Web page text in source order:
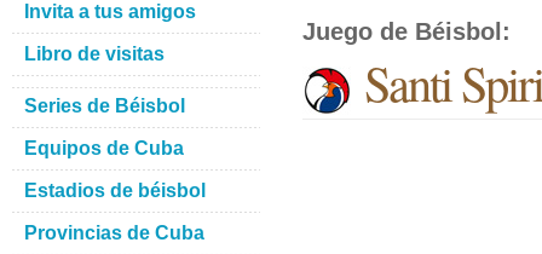
Juego de Béisbol :
Santi
Invita a tus amigos
Libro de visitas
Series de Béisbol
Equipos de Cuba
Estadios de béisbol
Provincias de Cuba